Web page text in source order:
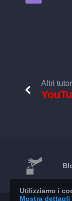
Altri
Utilizziamo i
Mostra dettagli